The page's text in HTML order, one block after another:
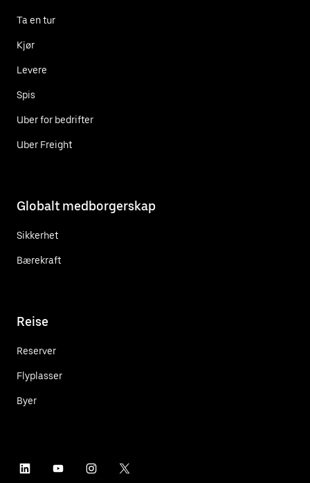
Ta en tur
Kjør
Levere
Spis
Uber for bedrifter
Uber Freight
Globalt medborgerskap
Sikkerhet
Bærekraft
Reise
Reserver
Flyplasser
Byer